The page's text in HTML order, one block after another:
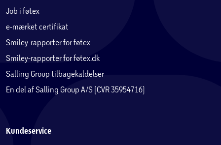
Job i føtex
e-mærket certifikat
Smiley-rapporter for føtex
Smiley-rapporter for føtex.dk
Salling Group tilbagekaldelser
En del af Salling Group A/S (CVR 35954716)
Kundeservice